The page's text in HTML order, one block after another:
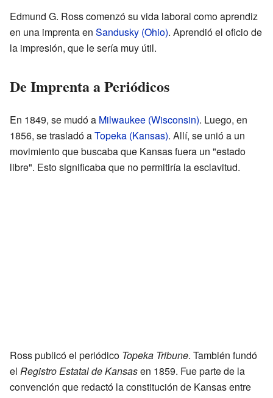
Edmund G. Ross comenzó su vida laboral como aprendiz
en una imprenta en Sandusky (Ohio). Aprendió el oficio de
la impresión, que le sería muy útil.
De Imprenta a Periódicos
En 1849, se mudó a Milwaukee (Wisconsin). Luego, en
1856, se trasladó aTopeka (Kansas). Allí, se unió a un
movimiento que buscaba que Kansas fuera un "estado
libre". Esto significaba que no permitiría la esclavitud.
Ross publicó el periódico Topeka Tribune. También fundó
el Registro Estatal de Kansasen 1859. Fue parte de la
convención que redactó la constitución de Kansas entre